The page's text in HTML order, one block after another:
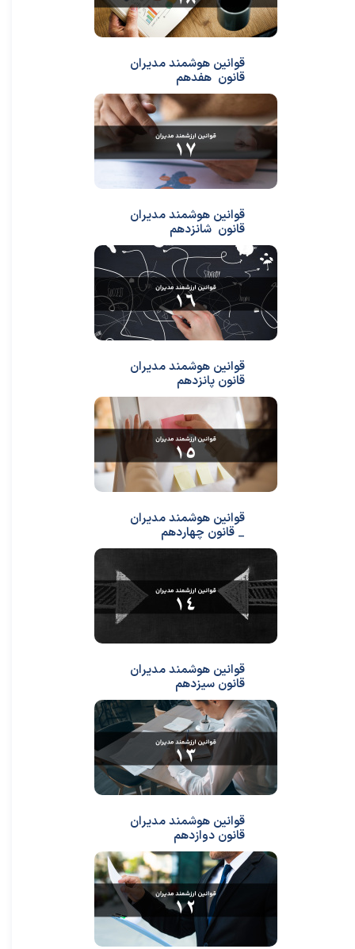
قوانین هوشمند مدیران
قانون هفدهم
قوانین هوشمند مدیران
قانون شانزدهم
قوانین هوشمند مدیران
قانون پانزدهم
قوانین هوشمند مدیران
_ قانون چهاردهم
قوانین هوشمند مدیران
قانون سیزدهم
قوانین هوشمند مدیران
قانون دوازدهم